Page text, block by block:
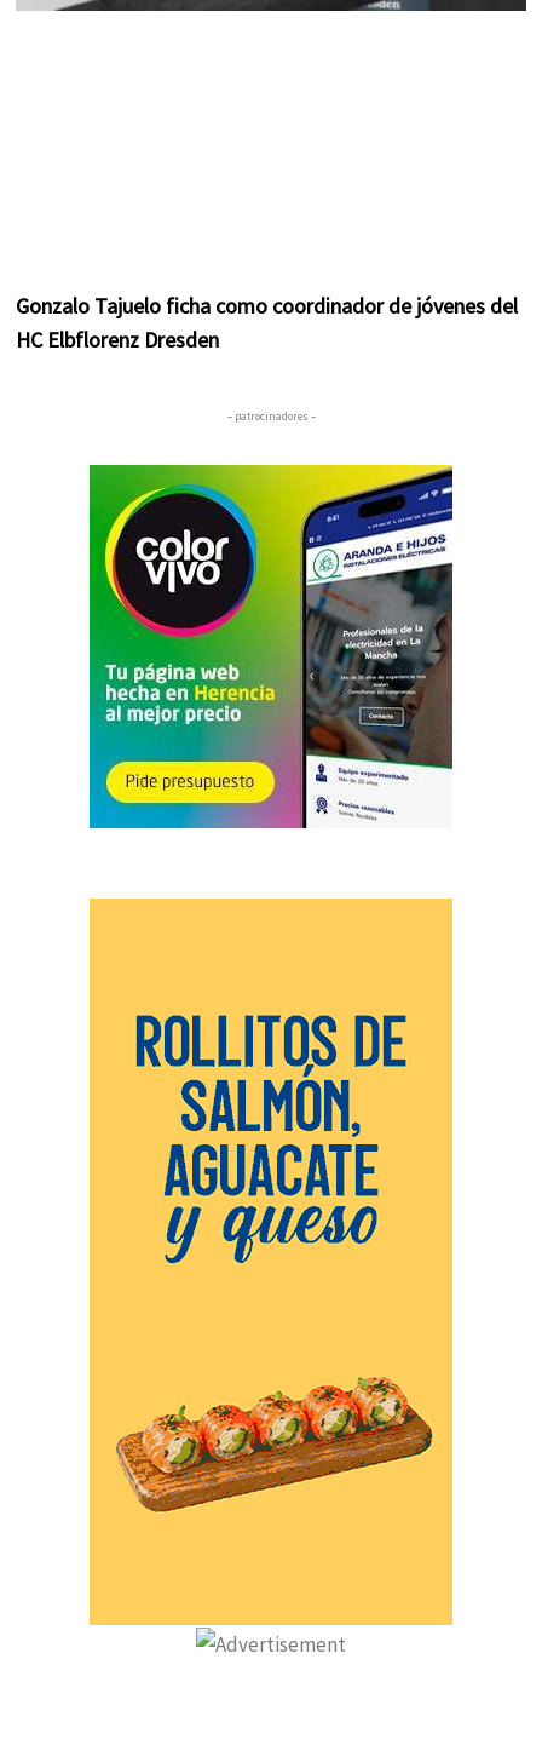
Gonzalo Tajuelo ficha como coordinador de jóvenes del
HC Elbflorenz Dresden
– patrocinadores –